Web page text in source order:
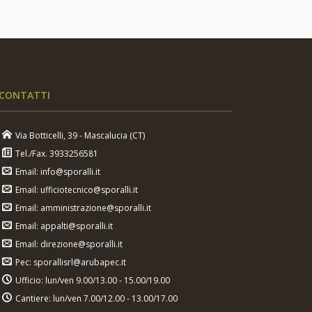
Via Botticelli, 39 - Mascalucia (CT)
Tel./Fax. 3933256581
Email: info@sporalli.it
Email: ufficiotecnico@sporalli.it
Email: amministrazione@sporalli.it
Email: appalti@sporalli.it
Email: direzione@sporalli.it
Pec: sporallisrl@arubapec.it
Ufficio: lun/ven 9.00/13.00 - 15.00/19.00
Cantiere: lun/ven 7.00/12.00 - 13.00/17.00